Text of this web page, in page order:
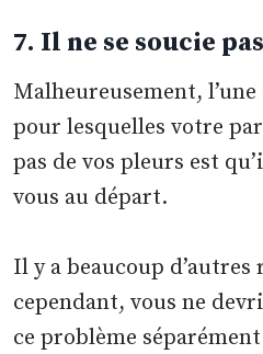
7. Il ne se soucie
Malheureusement,
pour lesquelles votre
pas de vos pleurs est
vous au départ.
Il y a beaucoup d’autres
cependant, vous ne
ce problème